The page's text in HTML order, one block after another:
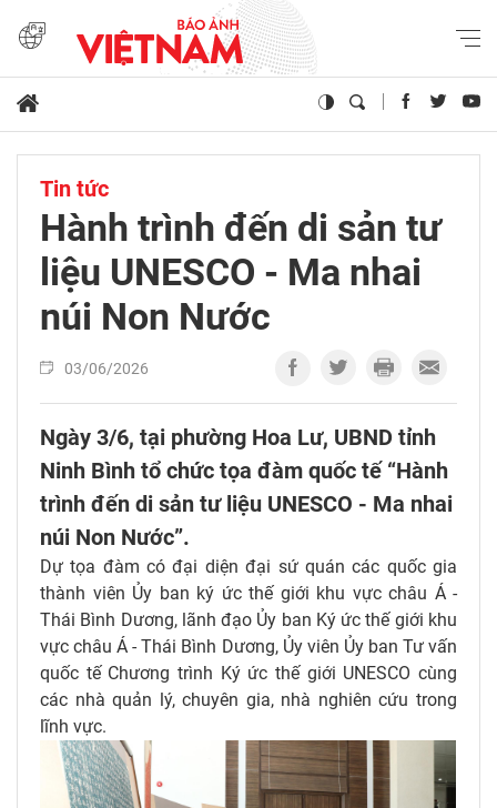
Tin tức
Hành trình đến di sản tư
liệu UNESCO - Ma nhai
núi Non Nước
03/06/2026
Ngày 3/6, tại phường Hoa Lư, UBND tỉnh
Ninh Bình tổ chức tọa đàm quốc tế “Hành
trình đến di sản tư liệu UNESCO - Ma nhai
núi Non Nước”.
Dự tọa đàm có đại diện đại sứ quán các quốc gia
thành viên Ủy ban ký ức thế giới khu vực châu Á -
Thái Bình Dương, lãnh đạo Ủy ban Ký ức thế giới khu
vực châu Á - Thái Bình Dương, Ủy viên Ủy ban Tư vấn
quốc tế Chương trình Ký ức thế giới UNESCO cùng
các nhà quản lý, chuyên gia, nhà nghiên cứu trong
lĩnh vực.